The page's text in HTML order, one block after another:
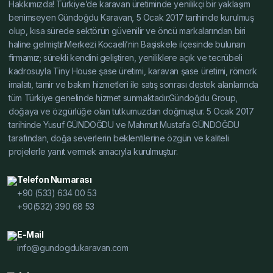
Alçak Şase Özellikleri, Yüksek Şase Özellikleri, Hafif Çelik
Karavan Şase Fuar, Karavan Şasesi Fuar, Tiny House
Şasesi Fuar, Alçak Şase Fuar, Yüksek Şase Fuar, Hafif
Çelik Karavan Şase İnceleme, Karavan Şasesi İnceleme,
Tiny House Şasesi İnceleme, Alçak Şase İnceleme,
Yüksek Şase İnceleme, Hafif Çelik Karavan Şase Yorum,
Karavan Şasesi Yorum, Tiny House Şasesi Yorum,
Alçak Şase Yorum, Yüksek Şase Yorum, Hafif Çelik
Karavan Şase Test, Karavan Şasesi Test, Tiny House
Şasesi Test, Alçak Şase Test, Yüksek Şase Test, Hafif
Dayanıklılık Testi, Tiny House Şasesi Dayanıklılık Testi,
Alçak Şase Dayanıklılık Testi, Yüksek Şase Dayanıklılık
Testi, Hafif Çelik Karavan Şase Modelleri Fiyat, Karavan
Fiyat, Alçak Şase Modelleri Fiyat, Yüksek Şase Modelleri
Fiyat, Hafif Çelik Karavan Şase Satın Al, Karavan Şasesi
Hakkımızda! Türkiye’de karavan üretiminde yenilikçi bir yaklaşım
benimseyen Gündoğdu Karavan, 5 Ocak 2017 tarihinde kurulmuş
olup, kısa sürede sektörün güvenilir ve öncü markalarından biri
haline gelmiştir.Merkezi Kocaeli’nin Başiskele ilçesinde bulunan
firmamız; sürekli kendini geliştiren, yeniliklere açık ve tecrübeli
kadrosuyla Tiny House şase üretimi, karavan şase üretimi, römork
imalatı, tamir ve bakım hizmetleri ile satış sonrası destek alanlarında
tüm Türkiye genelinde hizmet sunmaktadır.Gündoğdu Group,
doğaya ve özgürlüğe olan tutkumuzdan doğmuştur. 5 Ocak 2017
tarihinde Yusuf GÜNDOĞDU ve Mahmut Mustafa GÜNDOĞDU
tarafından, doğa severlerin beklentilerine özgün ve kaliteli
projelerle yanıt vermek amacıyla kurulmuştur.
Telefon Numarası
+90 (533) 634 00 53
+90(532) 390 68 53
E-Mail
info@gundogdukaravan.com